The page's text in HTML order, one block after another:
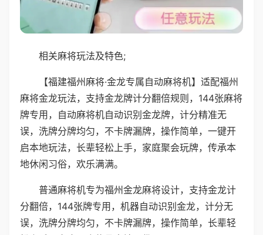
相关麻将玩法及特色;
【福建福州麻将·金龙专属自动麻将机】适配福州
麻将金龙玩法，支持金龙牌计分翻倍规则，144张麻将
牌专用，自动麻将机自动识别金龙牌，计分精准无
误，洗牌分牌均匀，不卡牌漏牌，操作简单，一键开
启本地玩法，长辈轻松上手，家庭聚会玩牌，传承本
地休闲习俗，欢乐满满。
普通麻将机专为福州金龙麻将设计，支持金龙计
分翻倍，144张牌专用，机器自动识别金龙，计分无
误，洗牌分牌均匀，不卡牌漏牌，操作简单，长辈轻